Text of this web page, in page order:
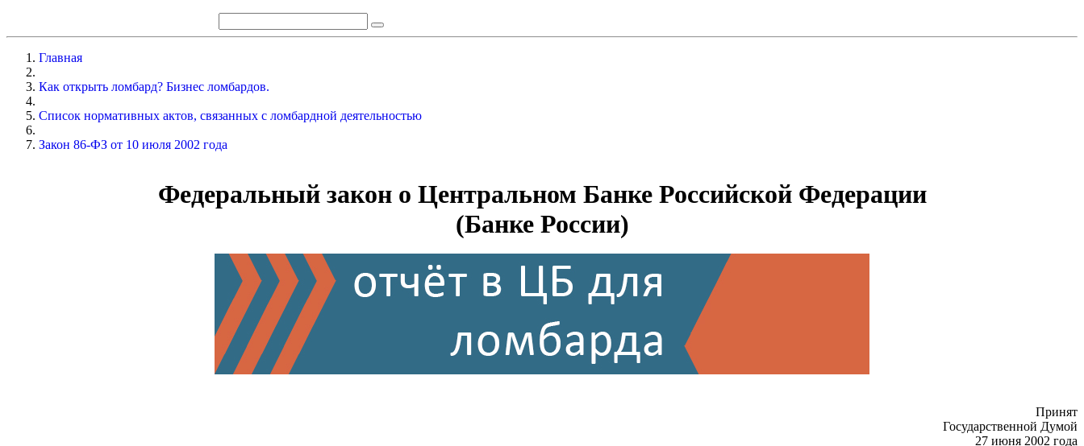
Главная
Как открыть ломбард? Бизнес ломбардов.
Список нормативных актов, связанных с ломбардной деятельностью
Закон 86-ФЗ от 10 июля 2002 года
Федеральный закон о Центральном Банке Российской Федерации
(Банке России)
Принят
Государственной Думой
27 июня 2002 года